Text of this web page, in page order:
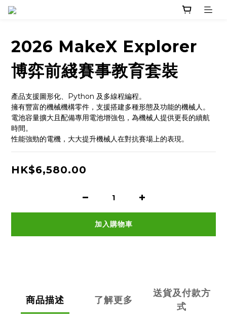
2026 MakeX Explorer
博弈前綫賽事教育套裝
產品支援圖形化、Python 及多線程編程。
擁有豐富的機械機構零件，支援搭建多種形態及功能的機械人。
電池容量擴大且配備專用電池增強包，為機械人提供更長的續航
時間。
性能強勁的電機，大大提升機械人在對抗賽場上的表現。
HK$6,580.00
加入購物車
商品描述 了解更多
送貨及付款方
式